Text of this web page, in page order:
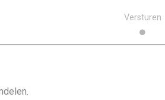
Versturen